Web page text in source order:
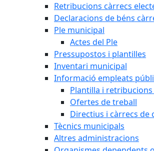
Retribucions càrrecs
Declaracions de béns
Ple municipal
Actes del Ple
Pressupostos i plantilles
Inventari municipal
Informació empleats
Plantilla i
Ofertes de treball
Directius i càrrecs de
Tècnics municipals
Altres administracions